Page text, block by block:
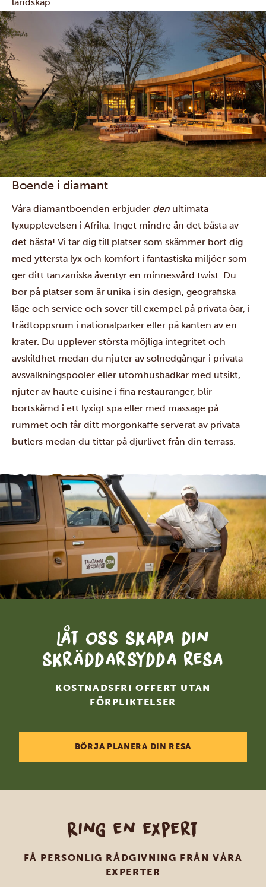
Boende i diamant
Våra diamantboenden erbjuder den ultimata
lyxupplevelsen i Afrika. Inget mindre än det bästa av
det bästa! Vi tar dig till platser som skämmer bort dig
med yttersta lyx och komfort i fantastiska miljöer som
ger ditt tanzaniska äventyr en minnesvärd twist. Du
bor på platser som är unika i sin design, geografiska
läge och service och sover till exempel på privata öar, i
trädtoppsrum i nationalparker eller på kanten av en
krater. Du upplever största möjliga integritet och
avskildhet medan du njuter av solnedgångar i privata
avsvalkningspooler eller utomhusbadkar med utsikt,
njuter av haute cuisine i fina restauranger, blir
bortskämd i ett lyxigt spa eller med massage på
rummet och får ditt morgonkaffe serverat av privata
butlers medan du tittar på djurlivet från din terrass.
Låt oss skapa din
skräddarsydda resa
KOSTNADSFRI OFFERT UTAN
FÖRPLIKTELSER
BÖRJA PLANERA DIN RESA
Ring en expert
FÅ PERSONLIG RÅDGIVNING FRÅN VÅRA
EXPERTER